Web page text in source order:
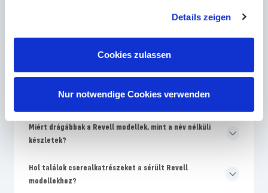
Details zeigen
Cookies zulassen
Nur notwendige Cookies verwenden
összeszerelési útmutatótól?
Miért drágábbak a Revell modellek, mint a név nélküli
készletek?
Hol találok cserealkatrészeket a sérült Revell
modellekhez?